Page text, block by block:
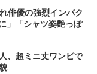
俳優の強烈インパク
」「シャツ姿艶っぽ
、超ミニ丈ワンピで